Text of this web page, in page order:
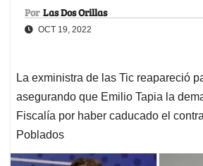
Por Las Dos Orillas
OCT 19, 2022
La exministra de las Tic reapareció
asegurando que Emilio Tapia la
Fiscalía por haber caducado el
Poblados